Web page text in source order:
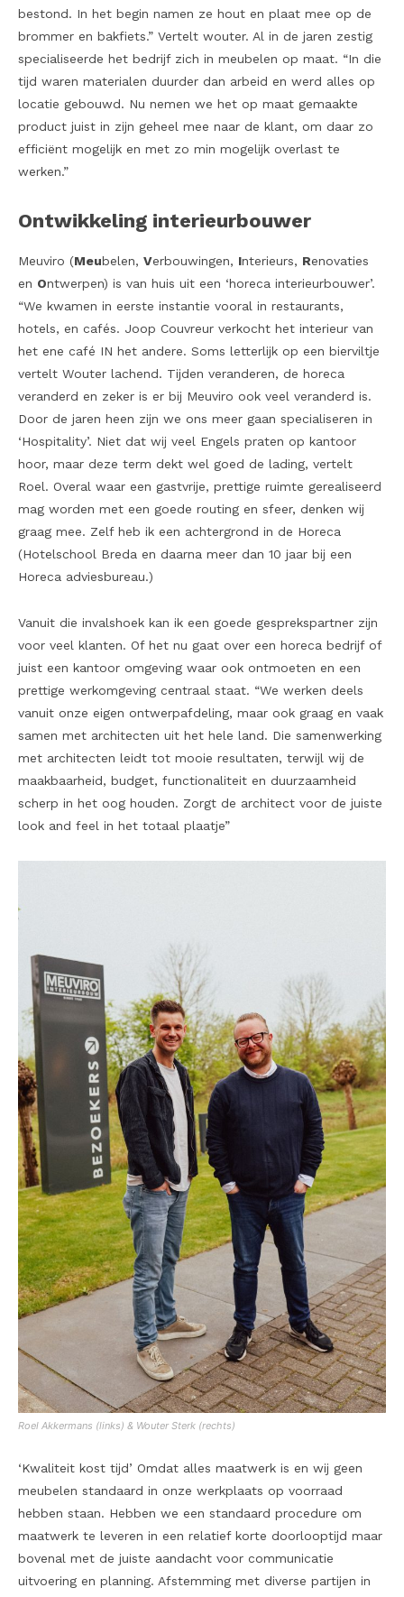
bestond. In het begin namen ze hout en plaat mee op de
brommer en bakfiets.” Vertelt wouter. Al in de jaren zestig
specialiseerde het bedrijf zich in meubelen op maat. “In die
tijd waren materialen duurder dan arbeid en werd alles op
locatie gebouwd. Nu nemen we het op maat gemaakte
product juist in zijn geheel mee naar de klant, om daar zo
efficiënt mogelijk en met zo min mogelijk overlast te
werken.”
Ontwikkeling interieurbouwer
Meuviro (Meubelen, Verbouwingen, Interieurs, Renovaties
en Ontwerpen) is van huis uit een ‘horeca interieurbouwer’.
“We kwamen in eerste instantie vooral in restaurants,
hotels, en cafés. Joop Couvreur verkocht het interieur van
het ene café IN het andere. Soms letterlijk op een bierviltje
vertelt Wouter lachend. Tijden veranderen, de horeca
veranderd en zeker is er bij Meuviro ook veel veranderd is.
Door de jaren heen zijn we ons meer gaan specialiseren in
‘Hospitality’. Niet dat wij veel Engels praten op kantoor
hoor, maar deze term dekt wel goed de lading, vertelt
Roel. Overal waar een gastvrije, prettige ruimte gerealiseerd
mag worden met een goede routing en sfeer, denken wij
graag mee. Zelf heb ik een achtergrond in de Horeca
(Hotelschool Breda en daarna meer dan 10 jaar bij een
Horeca adviesbureau.)
Vanuit die invalshoek kan ik een goede gesprekspartner zijn
voor veel klanten. Of het nu gaat over een horeca bedrijf of
juist een kantoor omgeving waar ook ontmoeten en een
prettige werkomgeving centraal staat. “We werken deels
vanuit onze eigen ontwerpafdeling, maar ook graag en vaak
samen met architecten uit het hele land. Die samenwerking
met architecten leidt tot mooie resultaten, terwijl wij de
maakbaarheid, budget, functionaliteit en duurzaamheid
scherp in het oog houden. Zorgt de architect voor de juiste
look and feel in het totaal plaatje”
Roel Akkermans (links) & Wouter Sterk (rechts)
‘Kwaliteit kost tijd’ Omdat alles maatwerk is en wij geen
meubelen standaard in onze werkplaats op voorraad
hebben staan. Hebben we een standaard procedure om
maatwerk te leveren in een relatief korte doorlooptijd maar
bovenal met de juiste aandacht voor communicatie
uitvoering en planning. Afstemming met diverse partijen in